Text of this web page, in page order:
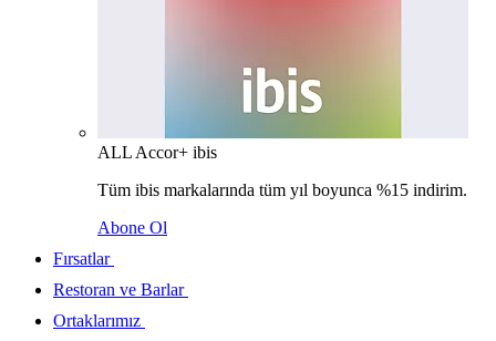
ALL Accor+ ibis
Tüm ibis markalarında tüm yıl boyunca %15 indirim.
Abone Ol
Fırsatlar
Restoran ve Barlar
Ortaklarımız